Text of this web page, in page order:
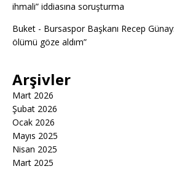
ihmali” iddiasına soruşturma
Buket - Bursaspor Başkanı Recep
ölümü göze aldım”
Arşivler
Mart 2026
Şubat 2026
Ocak 2026
Mayıs 2025
Nisan 2025
Mart 2025